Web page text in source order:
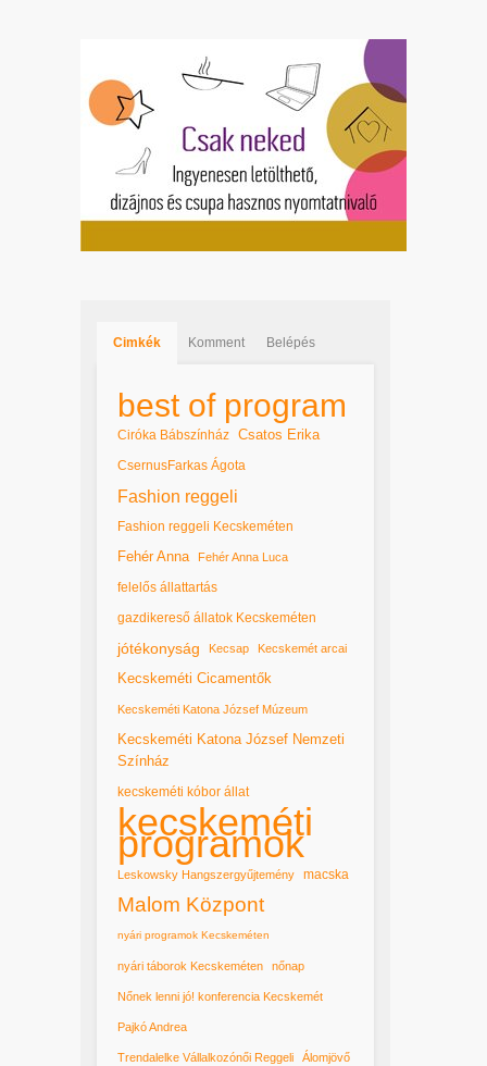
Cimkék Komment Belépés
best of program
Ciróka Bábszínház Csatos Erika
CsernusFarkas Ágota
Fashion reggeli
Fashion reggeli Kecskeméten
Fehér Anna Fehér Anna Luca
felelős állattartás
gazdikereső állatok Kecskeméten
jótékonyság Kecsap Kecskemét arcai
Kecskeméti Cicamentők
Kecskeméti Katona József Múzeum
Kecskeméti Katona József Nemzeti
Színház
kecskeméti kóbor állat
kecskeméti
programok
Leskowsky Hangszergyűjtemény macska
Malom Központ
nyári programok Kecskeméten
nyári táborok Kecskeméten nőnap
Nőnek lenni jó! konferencia Kecskemét
Pajkó Andrea
Trendalelke Vállalkozónői Reggeli Álomjövő